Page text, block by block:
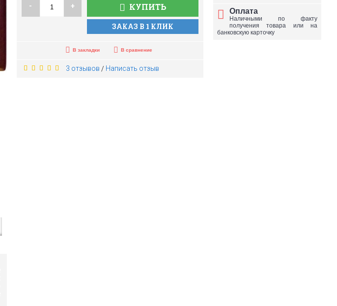
Оплата
Наличными по факту
получения товара или на
банковскую карточку
- + КУПИТЬ
ЗАКАЗ В 1 КЛИК
В закладки В сравнение
3 отзывов / Написать отзыв